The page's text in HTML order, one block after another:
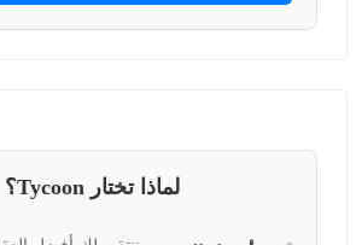
لماذا تختار Tycoon؟